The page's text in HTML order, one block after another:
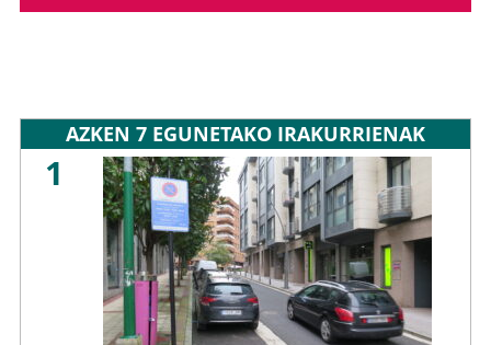
AZKEN 7 EGUNETAKO IRAKURRIENAK
1